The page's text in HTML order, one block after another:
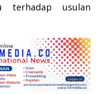
terhadap usulan